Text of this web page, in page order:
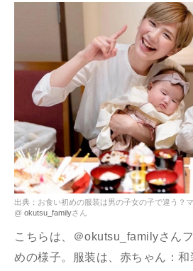
出典：お食い初めの服装は男の子女の子で違う？
@ okutsu_familyさん
こちらは、＠okutsu_familyさん
めの様子。服装は、赤ちゃん：